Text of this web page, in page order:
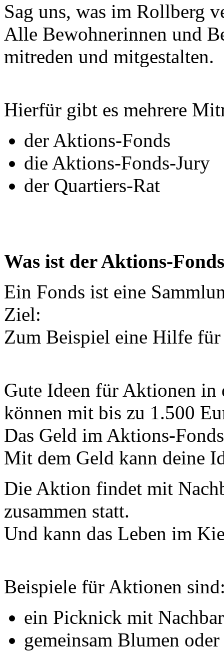
Sag uns, was im Rollberg
Alle Bewohnerinnen und
mitreden und mitgestalten.
Hierfür gibt es mehrere
der Aktions-Fonds
die Aktions-Fonds-Jury
der Quartiers-Rat
Was ist der Aktions-
Ein Fonds ist eine
Ziel:
Zum Beispiel eine Hilfe für
Gute Ideen für Aktionen in
können mit bis zu 1.500
Das Geld im Aktions-
Mit dem Geld kann deine
Die Aktion findet mit
zusammen statt.
Und kann das Leben im
Beispiele für Aktionen
ein Picknick mit
gemeinsam Blumen